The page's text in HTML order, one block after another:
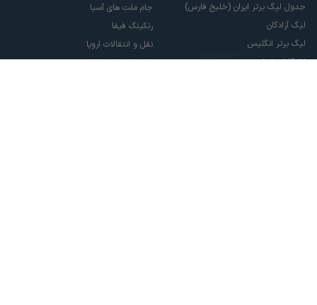
جدول لیگ برتر ایران (خلیج فارس)
لیگ آزادگان
لیگ برتر انگلیس
لالیگا اسپانیا
جام ملت های آسیا
رنکینگ فیفا
نقل و انتقالات اروپا
نقل و انتقالات ایران